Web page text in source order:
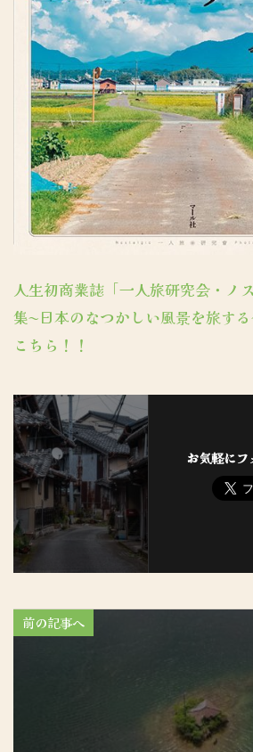
人生初商業誌「一人旅研究会・ノ
集〜日本のなつかしい風景を旅す
こちら！！
お気軽にフ
前の記事へ